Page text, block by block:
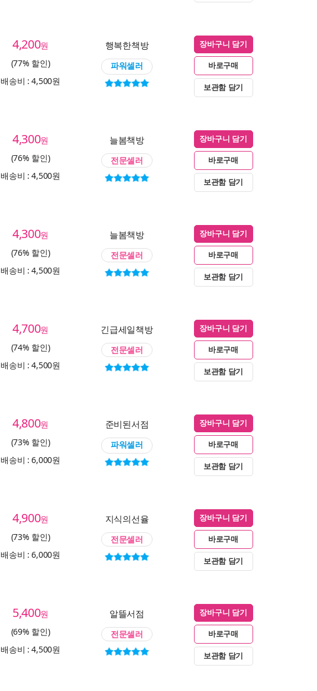
4,200원
(77% 할인)
배송비 : 4,500원
행복한책방
파워셀러
장바구니 담기
바로구매
보관함 담기
4,300원
(76% 할인)
배송비 : 4,500원
늘봄책방
전문셀러
장바구니 담기
바로구매
보관함 담기
4,300원
(76% 할인)
배송비 : 4,500원
늘봄책방
전문셀러
장바구니 담기
바로구매
보관함 담기
4,700원
(74% 할인)
배송비 : 4,500원
긴급세일책방
전문셀러
장바구니 담기
바로구매
보관함 담기
4,800원
(73% 할인)
배송비 : 6,000원
준비된서점
파워셀러
장바구니 담기
바로구매
보관함 담기
4,900원
(73% 할인)
배송비 : 6,000원
지식의선율
전문셀러
장바구니 담기
바로구매
보관함 담기
5,400원
(69% 할인)
배송비 : 4,500원
알뜰서점
전문셀러
장바구니 담기
바로구매
보관함 담기